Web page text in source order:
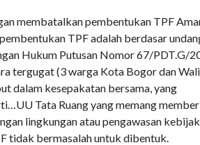
membatalkan pembentukan TPF
TPF adalah berdasar
Hukum Putusan Nomor 67/PDT.G/
tergugat (3 warga Kota Bogor dan
dalam kesepakatan bersama, yang
Tata Ruang yang memang
lingkungan atau pengawasan
tidak bermasalah untuk dibentuk.